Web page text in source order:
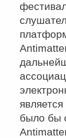
было бы